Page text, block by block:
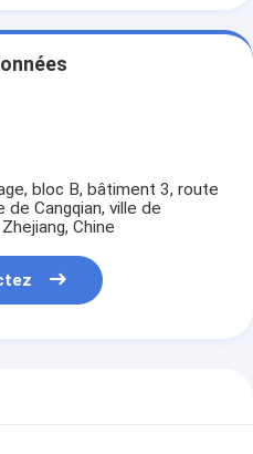
bloc B, bâtiment 3, route
de Cangqian, ville de
Chine